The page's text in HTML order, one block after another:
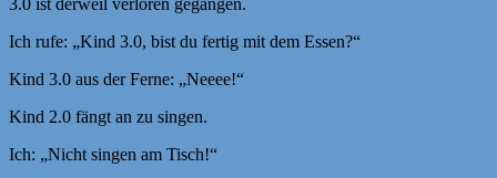
Ich rufe: „Kind 3.0, bist du fertig mit dem Essen?“
Kind 3.0 aus der Ferne: „Neeee!“
Kind 2.0 fängt an zu singen.
Ich: „Nicht singen am Tisch!“